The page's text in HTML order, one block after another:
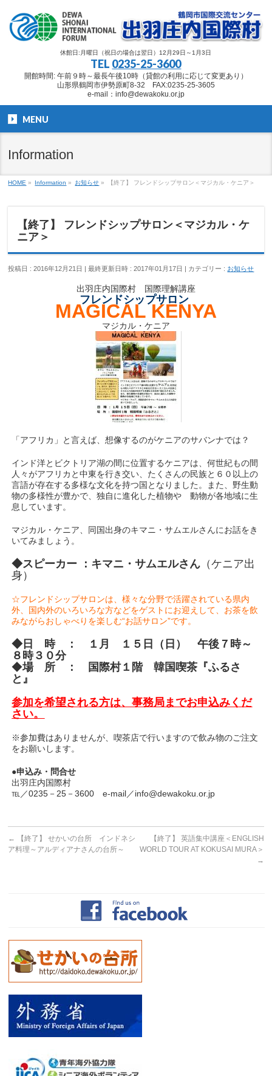
休館日:月曜日（祝日の場合は翌日）12月29日～1月3日
TEL 0235-25-3600
開館時間: 午前９時～最長午後10時（貸館の利用に応じて変更あり）
山形県鶴岡市伊勢原町8-32 FAX:0235-25-3605
e-mail：info@dewakoku.or.jp
MENU
Information
HOME » Information » お知らせ » 【終了】 フレンドシップサロン＜マジカル・ケニア＞
【終了】 フレンドシップサロン＜マジカル・ケ
ニア＞
投稿日 : 2016年12月21日 最終更新日時 : 2017年01月17日 カテゴリー : お知らせ
出羽庄内国際村 国際理解講座
フレンドシップサロン
MAGICAL KENYA
マジカル・ケニア
「アフリカ」と言えば、想像するのがケニアのサバンナでは？
インド洋とビクトリア湖の間に位置するケニアは、何世紀もの間
人々がアフリカと中東を行き交い、たくさんの民族と６０以上の
言語が存在する多様な文化を持つ国となりました。また、野生動
物の多様性が豊かで、独自に進化した植物や 動物が各地域に生
息しています。
マジカル・ケニア、同国出身のキマニ・サムエルさんにお話をき
いてみましょう。
◆スピーカー ：キマニ・サムエルさん （ケニア出
身）
☆フレンドシップサロンは、様々な分野で活躍されている県内
外、国内外のいろいろな方などをゲストにお迎えして、お茶を飲
みながらおしゃべりを楽しむ“お話サロン”です。
◆日 時 ： １月 １５日（日） 午後７時～
８時３０分
◆場 所 ： 国際村１階 韓国喫茶『ふるさ
と』
参加を希望される方は、事務局までお申込みくだ
さい。
※参加費はありませんが、喫茶店で行いますので飲み物のご注文
をお願いします。
●申込み・問合せ
出羽庄内国際村
℡／0235－25－3600 e-mail／info@dewakoku.or.jp
←
【終了】 せかいの台所 インドネシ
ア料理～アルディアナさんの台所～
【終了】 英語集中講座＜ENGLISH
WORLD TOUR AT KOKUSAI MURA＞
→